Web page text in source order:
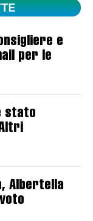
e
per le
stato
Albertella